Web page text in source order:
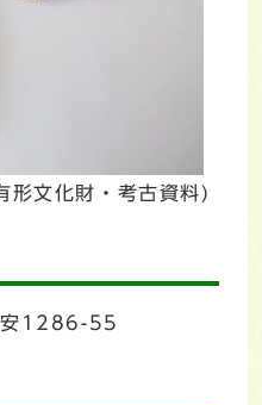
形文化財・考古資料)
安1286-55